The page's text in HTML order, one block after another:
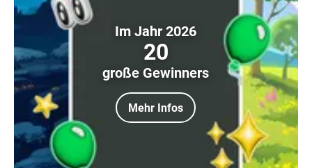
Im Jahr 2026
20
große Gewinners
Mehr Infos